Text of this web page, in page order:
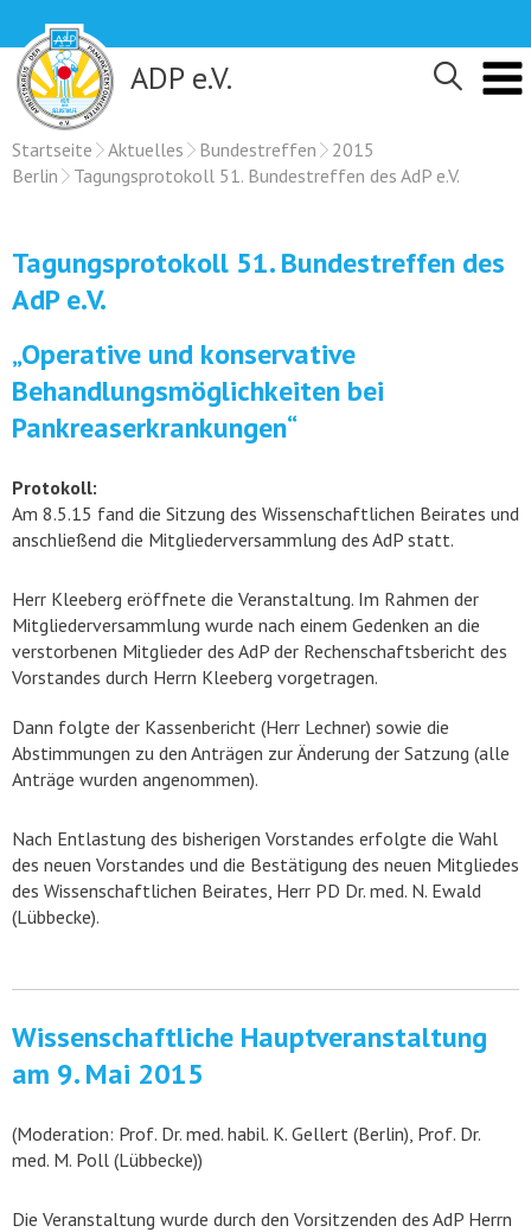
content
ADP e.V.
Startseite Aktuelles Bundestreffen
2015
Berlin
Tagungsprotokoll 51. Bundestreffen des AdP e.V.
Tagungsprotokoll 51. Bundestreffen des
AdP e.V.
„Operative und konservative
Behandlungsmöglichkeiten bei
Pankreaserkrankungen“
Protokoll:
Am 8.5.15 fand die Sitzung des Wissenschaftlichen Beirates und
anschließend die Mitgliederversammlung des AdP statt.
Herr Kleeberg eröffnete die Veranstaltung. Im Rahmen der
Mitgliederversammlung wurde nach einem Gedenken an die
verstorbenen Mitglieder des AdP der Rechenschaftsbericht des
Vorstandes durch Herrn Kleeberg vorgetragen.
Dann folgte der Kassenbericht (Herr Lechner) sowie die
Abstimmungen zu den Anträgen zur Änderung der Satzung (alle
Anträge wurden angenommen).
Nach Entlastung des bisherigen Vorstandes erfolgte die Wahl
des neuen Vorstandes und die Bestätigung des neuen Mitgliedes
des Wissenschaftlichen Beirates, Herr PD Dr. med. N. Ewald
(Lübbecke).
Wissenschaftliche Hauptveranstaltung
am 9. Mai 2015
(Moderation: Prof. Dr. med. habil. K. Gellert (Berlin), Prof. Dr.
med. M. Poll (Lübbecke))
Die Veranstaltung wurde durch den Vorsitzenden des AdP Herrn